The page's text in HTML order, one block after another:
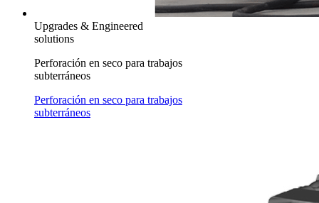
Upgrades & Engineered
solutions
Perforación en seco para trabajos
subterráneos
Perforación en seco para trabajos
subterráneos